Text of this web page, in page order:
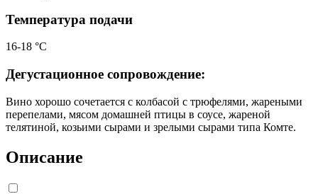
Температура подачи
16-18 °С
Дегустационное сопровождение:
Вино хорошо сочетается с колбасой с трюфелями, жареными
перепелами, мясом домашней птицы в соусе, жареной
телятиной, козьими сырами и зрелыми сырами типа Комте.
Описание